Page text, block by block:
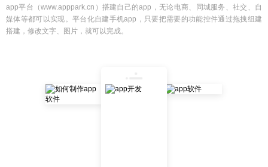
app平台（www.apppark.cn）搭建自己的app，无论电商、同城服务、社交、自
媒体等都可以实现。平台化自建手机app，只要把需要的功能控件通过拖拽组建
搭建，修改文字、图片，就可以完成。